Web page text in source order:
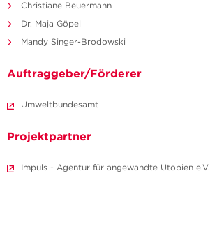
Christiane Beuermann
Dr. Maja Göpel
Mandy Singer-Brodowski
Auftraggeber/Förderer
Umweltbundesamt
Projektpartner
Impuls - Agentur für angewandte Utopien e.V.